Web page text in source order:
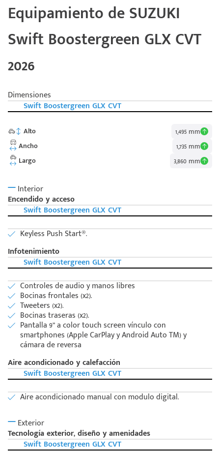
Escríbenos
+528121278366
Equipamiento de SUZUKI
Swift Boostergreen GLX CVT
2026
Dimensiones
Swift Boostergreen GLX CVT
Alto
1,495 mm
Ancho
1,735 mm
Largo
3,860 mm
Interior
Encendido y acceso
Swift Boostergreen GLX CVT
Keyless Push Start®.
Infotenimiento
Swift Boostergreen GLX CVT
Controles de audio y manos libres
Bocinas frontales (x2).
Tweeters (x2).
Bocinas traseras (x2).
Pantalla 9” a color touch screen vínculo con
smartphones (Apple CarPlay y Android Auto TM) y
cámara de reversa
Aire acondicionado y calefacción
Swift Boostergreen GLX CVT
Aire acondicionado manual con modulo digital.
Exterior
Tecnología exterior, diseño y amenidades
Swift Boostergreen GLX CVT